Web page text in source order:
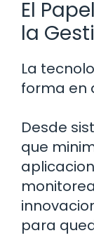
El
la
La
forma en
Desde
que
para